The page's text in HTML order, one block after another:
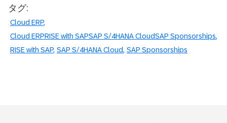
タグ:
Cloud ERP
Cloud ERPRISE with SAPSAP S/4HANA CloudSAP Sponsorships
RISE with SAP SAP S/4HANA Cloud SAP Sponsorships